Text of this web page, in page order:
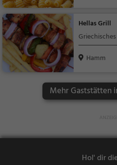
Hellas Grill
Hamm
Mehr Gaststätten
Hol' dir